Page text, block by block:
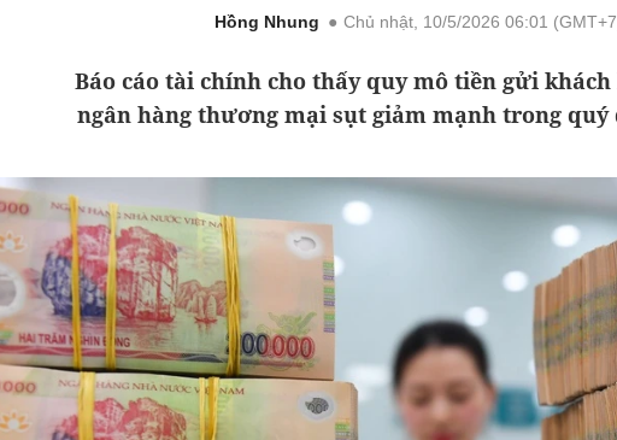
Hồng Nhung Chủ nhật, 10/5/2026 06:01
Báo cáo tài chính cho thấy quy mô tiền gửi
ngân hàng thương mại sụt giảm mạnh trong quý